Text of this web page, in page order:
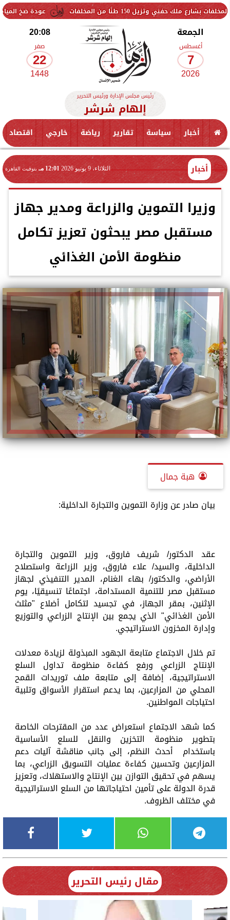
عودة ضخ المياه تدريجيًا 150 طنًا من المخلفات
الجمعة
أغسطس
7
2026
20:08
صفر
22
1448
رئيس مجلس الإدارة ورئيس التحرير
إلهام شرشر
أخبار سياسة تقارير رياضة خارجي اقتصاد
أخبار الثلاثاء، 9 يونيو 2026 12:01 مـ بتوقيت القاهرة
وزيرا التموين والزراعة ومدير جهاز
مستقبل مصر يبحثون تعزيز تكامل
منظومة الأمن الغذائي
هبة جمال
بيان صادر عن وزارة التموين والتجارة الداخلية:
عقد الدكتور/ شريف فاروق، وزير التموين والتجارة
الداخلية، والسيد/ علاء فاروق، وزير الزراعة واستصلاح
الأراضي، والدكتور/ بهاء الغنام، المدير التنفيذي لجهاز
مستقبل مصر للتنمية المستدامة، اجتماعًا تنسيقيًا، يوم
الإثنين، بمقر الجهاز، في تجسيد لتكامل أضلاع "مثلث
الأمن الغذائي" الذي يجمع بين الإنتاج الزراعي والتوزيع
وإدارة المخزون الاستراتيجي.
تم خلال الاجتماع متابعة الجهود المبذولة لزيادة معدلات
الإنتاج الزراعي ورفع كفاءة منظومة تداول السلع
الاستراتيجية، إضافة إلى متابعة ملف توريدات القمح
المحلي من المزارعين، بما يدعم استقرار الأسواق وتلبية
احتياجات المواطنين.
كما شهد الاجتماع استعراض عدد من المقترحات الخاصة
بتطوير منظومة التخزين والنقل للسلع الأساسية
باستخدام أحدث النظم، إلى جانب مناقشة آليات دعم
المزارعين وتحسين كفاءة عمليات التسويق الزراعي، بما
يسهم في تحقيق التوازن بين الإنتاج والاستهلاك، وتعزيز
قدرة الدولة على تأمين احتياجاتها من السلع الاستراتيجية
في مختلف الظروف.
مقال رئيس التحرير